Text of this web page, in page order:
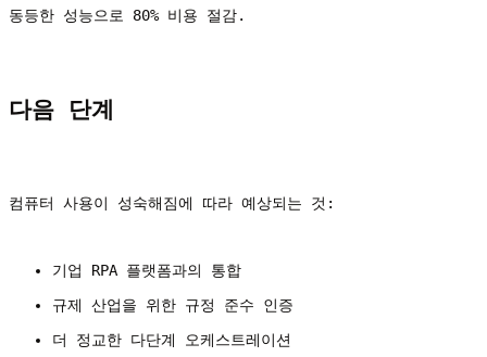
동등한 성능으로 80% 비용 절감.
다음 단계
컴퓨터 사용이 성숙해짐에 따라 예상되는 것:
기업 RPA 플랫폼과의 통합
규제 산업을 위한 규정 준수 인증
더 정교한 다단계 오케스트레이션